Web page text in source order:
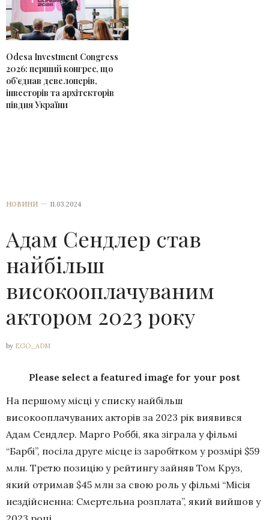
Odesa Investment Congress
2026: перший конгрес, що
об’єднав девелоперів,
інвесторів та архітекторів
півдня України
НОВИНИ 11.03.2024
Адам Сендлер став
найбільш
високооплачуваним
актором 2023 року
by EGO_ADM
Please select a featured image for your post
На першому місці у списку найбільш
високооплачуваних акторів за 2023 рік виявився
Адам Сендлер. Марго Роббі, яка зіграла у фільмі
“Барбі”, посіла друге місце із заробітком у розмірі $59
млн. Третю позицію у рейтингу зайняв Том Круз,
який отримав $45 млн за свою роль у фільмі “Місія
нездійсненна: Смертельна розплата”, який вийшов у